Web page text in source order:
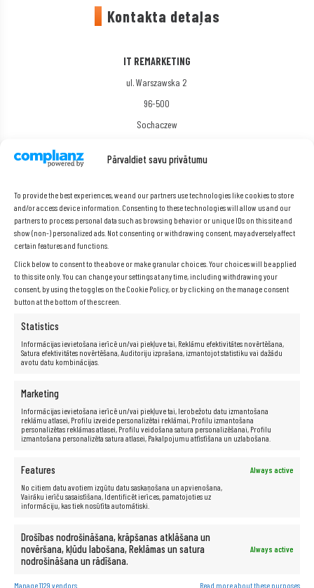
Pārvaldiet savu privātumu
To provide the best experiences, we and our partners use technologies like cookies to store
and/or access device information. Consenting to these technologies will allow us and our
partners to process personal data such as browsing behavior or unique IDs on this site and
show (non-) personalized ads. Not consenting or withdrawing consent, may adversely affect
certain features and functions.
Click below to consent to the above or make granular choices. Your choices will be applied
to this site only. You can change your settings at any time, including withdrawing your
consent, by using the toggles on the Cookie Policy, or by clicking on the manage consent
button at the bottom of the screen.
Statistics
Informācijas ievietošana ierīcē un/vai piekļuve tai, Reklāmu efektivitātes novērtēšana,
Satura efektivitātes novērtēšana, Auditoriju izprašana, izmantojot statistiku vai dažādu
avotu datu kombinācijas.
Marketing
Informācijas ievietošana ierīcē un/vai piekļuve tai, Ierobežotu datu izmantošana
reklāmu atlasei, Profilu izveide personalizētai reklāmai, Profilu izmantošana
personalizētas reklāmas atlasei, Profilu veidošana satura personalizēšanai, Profilu
izmantošana personalizēta satura atlasei, Pakalpojumu attīstīšana un uzlabošana.
Features
Always active
No citiem datu avotiem izgūtu datu saskaņošana un apvienošana,
Vairāku ierīču sasaistīšana, Identificēt ierīces, pamatojoties uz
informāciju, kas tiek nosūtīta automātiski.
Drošības nodrošināšana, krāpšanas atklāšana un
novēršana, kļūdu labošana, Reklāmas un satura
nodrošināšana un rādīšana.
Always active
Manage 1129 vendors Read more about these purposes
Kontakta detaļas
IT REMARKETING
ul. Warszawska 2
96-500
Sochaczew
Telefona numurs:+48505460079
Whatsapp:+420739844834
Messenger: m.me/itremarketinglv
messenger. Paldies!
IT REMARKETING
00-216
Varšava
Telefona numurs:+48506043949
Epasta adrese:info@it-remarketing.lv
Ja rodas problēmas ar saziņas formu, lūdzu, sazinieties ar mums pa e-pastu vai